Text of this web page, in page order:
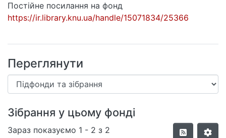
Постійне посилання на фонд
https://ir.library.knu.ua/handle/15071834/25366
Переглянути
Зібрання у цьому фонді
Зараз показуємо 1 - 2 з 2